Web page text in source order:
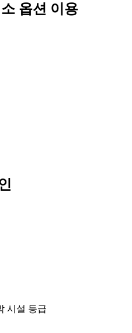
옵션 이용
시설 등급